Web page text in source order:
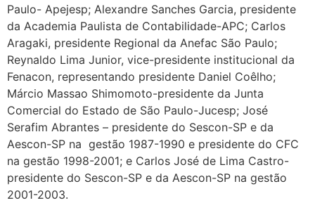
Paulo- Apejesp; Alexandre Sanches Garcia, presidente
da Academia Paulista de Contabilidade-APC; Carlos
Aragaki, presidente Regional da Anefac São Paulo;
Reynaldo Lima Junior, vice-presidente institucional da
Fenacon, representando presidente Daniel Coêlho;
Márcio Massao Shimomoto-presidente da Junta
Comercial do Estado de São Paulo-Jucesp; José
Serafim Abrantes – presidente do Sescon-SP e da
Aescon-SP na gestão 1987-1990 e presidente do CFC
na gestão 1998-2001; e Carlos José de Lima Castro-
presidente do Sescon-SP e da Aescon-SP na gestão
2001-2003.